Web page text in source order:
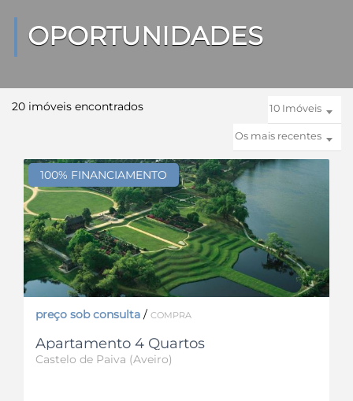
OPORTUNIDADES
20 imóveis encontrados 10 Imóveis
Os mais recentes
100% FINANCIAMENTO
preço sob consulta / COMPRA
Apartamento 4 Quartos
Castelo de Paiva (Aveiro)